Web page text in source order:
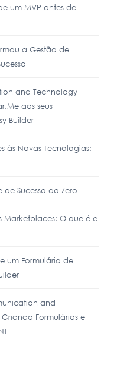
um MVP antes de
a Gestão de
and Technology
aos seus
Builder
às Novas Tecnologias:
Sucesso do Zero
Marketplaces: O que é e
um Formulário de
and
Formulários e